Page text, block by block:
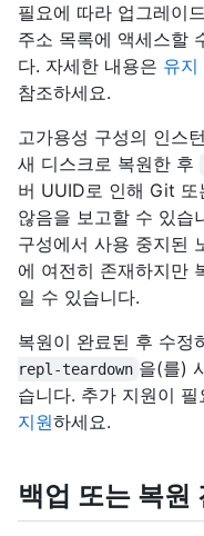
필요에 따라 업그레이
주소 목록에 액세스할
다. 자세한 내용은 유
참조하세요.
고가용성 구성의 인스
새 디스크로 복원한 후
버 UUID로 인해 Git
않음을 보고할 수 있습
구성에서 사용 중지된
에 여전히 존재하지만
일 수 있습니다.
복원이 완료된 후 수정
repl-teardown 을(를)
습니다. 추가 지원이
지원하세요.
백업 또는 복원